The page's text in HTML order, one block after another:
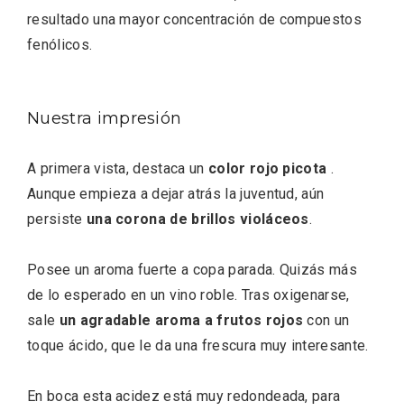
resultado una mayor concentración de compuestos
fenólicos.
Nuestra impresión
A primera vista, destaca un color rojo picota .
Aunque empieza a dejar atrás la juventud, aún
persiste una corona de brillos violáceos.
Posee un aroma fuerte a copa parada. Quizás más
de lo esperado en un vino roble. Tras oxigenarse,
sale un agradable aroma a frutos rojos con un
toque ácido, que le da una frescura muy interesante.
En boca esta acidez está muy redondeada, para
El Espinar, un pueblo oculto de la Sierra
de Guadarrama en su vertiente
segoviana